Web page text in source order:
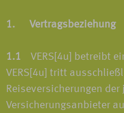
1. Vertragsbeziehung
1.1
VERS[4u] betreibt
VERS[4u] tritt
Reiseversicherungen
Versicherungsanbieter